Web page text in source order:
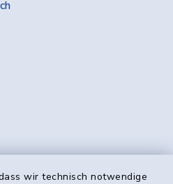
wir technisch notwendige